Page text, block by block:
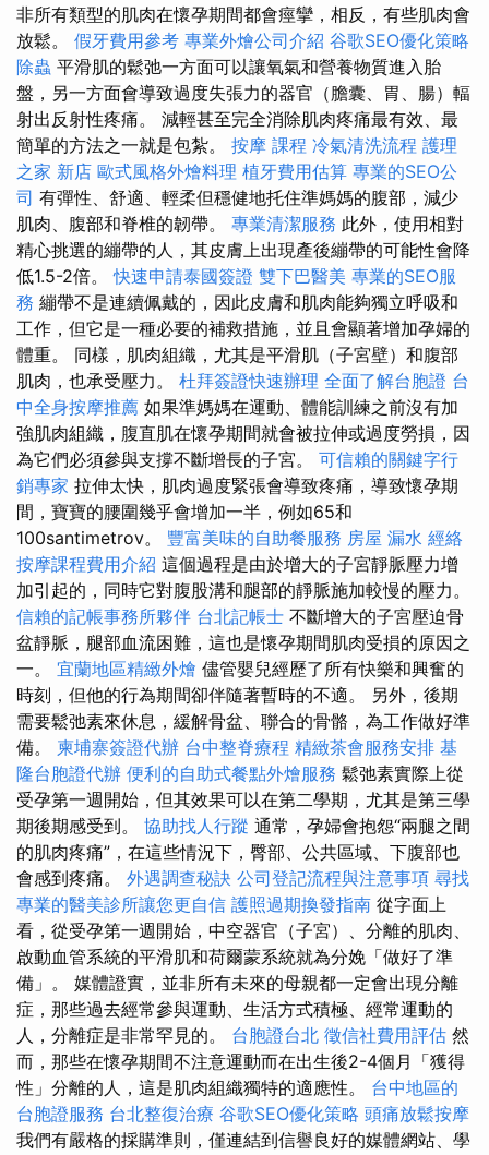
非所有類型的肌肉在懷孕期間都會痙攣，相反，有些肌肉會
放鬆。 假牙費用參考 專業外燴公司介紹 谷歌SEO優化策略
除蟲 平滑肌的鬆弛一方面可以讓氧氣和營養物質進入胎
盤，另一方面會導致過度失張力的器官（膽囊、胃、腸）輻
射出反射性疼痛。 減輕甚至完全消除肌肉疼痛最有效、最
簡單的方法之一就是包紮。 按摩 課程 冷氣清洗流程 護理
之家 新店 歐式風格外燴料理 植牙費用估算 專業的SEO公
司 有彈性、舒適、輕柔但穩健地托住準媽媽的腹部，減少
肌肉、腹部和脊椎的韌帶。 專業清潔服務 此外，使用相對
精心挑選的繃帶的人，其皮膚上出現產後繃帶的可能性會降
低1.5-2倍。快速申請泰國簽證 雙下巴醫美 專業的SEO服
務 繃帶不是連續佩戴的，因此皮膚和肌肉能夠獨立呼吸和
工作，但它是一種必要的補救措施，並且會顯著增加孕婦的
體重。 同樣，肌肉組織，尤其是平滑肌（子宮壁）和腹部
肌肉，也承受壓力。 杜拜簽證快速辦理 全面了解台胞證 台
中全身按摩推薦 如果準媽媽在運動、體能訓練之前沒有加
強肌肉組織，腹直肌在懷孕期間就會被拉伸或過度勞損，因
為它們必須參與支撐不斷增長的子宮。 可信賴的關鍵字行
銷專家 拉伸太快，肌肉過度緊張會導致疼痛，導致懷孕期
間，寶寶的腰圍幾乎會增加一半，例如65和
100santimetrov。 豐富美味的自助餐服務 房屋 漏水 經絡
按摩課程費用介紹 這個過程是由於增大的子宮靜脈壓力增
加引起的，同時它對腹股溝和腿部的靜脈施加較慢的壓力。
信賴的記帳事務所夥伴 台北記帳士 不斷增大的子宮壓迫骨
盆靜脈，腿部血流困難，這也是懷孕期間肌肉受損的原因之
一。 宜蘭地區精緻外燴 儘管嬰兒經歷了所有快樂和興奮的
時刻，但他的行為期間卻伴隨著暫時的不適。 另外，後期
需要鬆弛素來休息，緩解骨盆、聯合的骨骼，為工作做好準
備。 柬埔寨簽證代辦 台中整脊療程 精緻茶會服務安排 基
隆台胞證代辦 便利的自助式餐點外燴服務 鬆弛素實際上從
受孕第一週開始，但其效果可以在第二學期，尤其是第三學
期後期感受到。 協助找人行蹤 通常，孕婦會抱怨“兩腿之間
的肌肉疼痛”，在這些情況下，臀部、公共區域、下腹部也
會感到疼痛。 外遇調查秘訣 公司登記流程與注意事項 尋找
專業的醫美診所讓您更自信 護照過期換發指南 從字面上
看，從受孕第一週開始，中空器官（子宮）、分離的肌肉、
啟動血管系統的平滑肌和荷爾蒙系統就為分娩「做好了準
備」。 媒體證實，並非所有未來的母親都一定會出現分離
症，那些過去經常參與運動、生活方式積極、經常運動的
人，分離症是非常罕見的。 台胞證台北 徵信社費用評估 然
而，那些在懷孕期間不注意運動而在出生後2-4個月「獲得
性」分離的人，這是肌肉組織獨特的適應性。 台中地區的
台胞證服務 台北整復治療 谷歌SEO優化策略 頭痛放鬆按摩
我們有嚴格的採購準則，僅連結到信譽良好的媒體網站、學